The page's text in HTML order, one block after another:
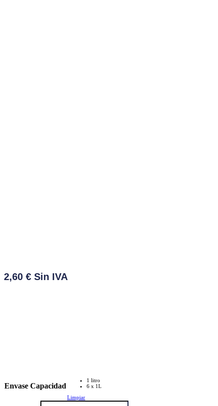
2,60 €
Envase Capacidad
1 litro
6 x 1L
Limpiar